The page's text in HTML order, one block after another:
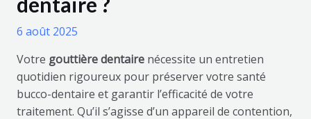
6 août 2025
Votre gouttière dentairenécessite un entretien
quotidien rigoureux pour préserver votre santé
bucco-dentaire et garantir l’efficacité de votre
traitement. Qu’il s’agisse d’un appareil de contention,